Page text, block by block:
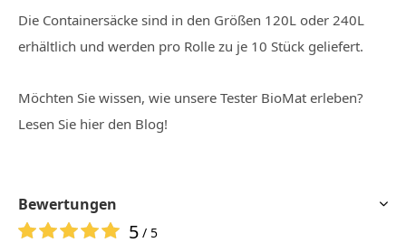
Die Containersäcke sind in den Größen 120L oder 240L
erhältlich und werden pro Rolle zu je 10 Stück geliefert.
Möchten Sie wissen, wie unsere Tester BioMat erleben?
Lesen Sie hier den Blog!
Bewertungen
5 / 5